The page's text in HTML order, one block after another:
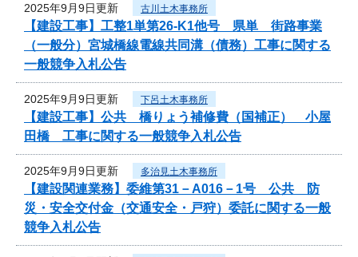
2025年9月9日更新 古川土木事務所
【建設工事】工整1単第26-K1他号 県単 街路事業
（一般分）宮城橋線電線共同溝（債務）工事に関する
一般競争入札公告
2025年9月9日更新 下呂土木事務所
【建設工事】公共 橋りょう補修費（国補正） 小屋
田橋 工事に関する一般競争入札公告
2025年9月9日更新 多治見土木事務所
【建設関連業務】委維第31－A016－1号 公共 防
災・安全交付金（交通安全・戸狩）委託に関する一般
競争入札公告